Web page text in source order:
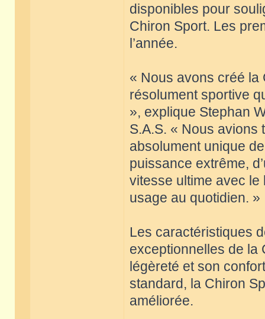
disponibles pour
Chiron Sport. Les
l’année.
« Nous avons créé la
résolument sportive
», explique Stephan
S.A.S. « Nous
absolument unique
puissance extrême,
vitesse ultime avec le
usage au quotidien. »
Les caractéristiques
exceptionnelles de la
légèreté et son
standard, la Chiron
améliorée.